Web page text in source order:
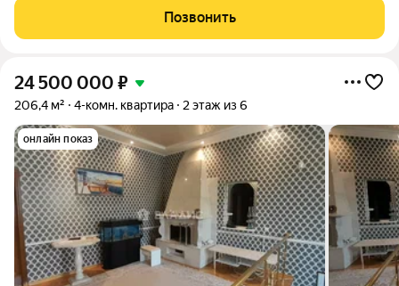
инфраструктура: удобное расположение для жизни и
инвестиций.Местоположение
Позвонить
24 500 000 ₽
206,4 м² 4-комн. квартира 2 этаж из 6
онлайн показ